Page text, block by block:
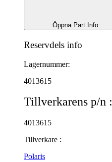
Öppna Part Info
Reservdels info
Lagernummer:
4013615
Tillverkarens p/n :
4013615
Tillverkare :
Polaris